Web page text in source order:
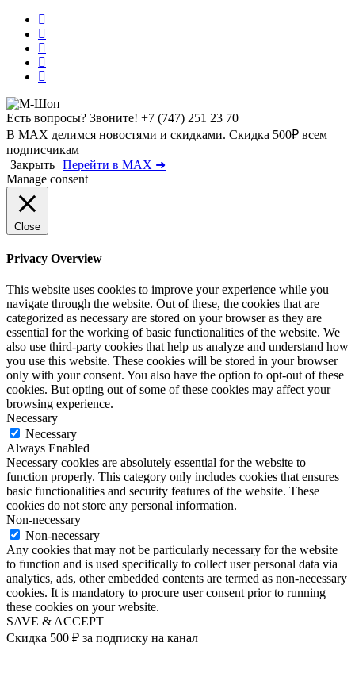
Есть вопросы? Звоните! +7 (747) 251 23 70
В MAX делимся новостями и скидками. Скидка 500₽ всем
подписчикам
Закрыть Перейти в MAX ➜
Manage consent
Close
Privacy Overview
This website uses cookies to improve your experience while you
navigate through the website. Out of these, the cookies that are
categorized as necessary are stored on your browser as they are
essential for the working of basic functionalities of the website. We
also use third-party cookies that help us analyze and understand how
you use this website. These cookies will be stored in your browser
only with your consent. You also have the option to opt-out of these
cookies. But opting out of some of these cookies may affect your
browsing experience.
Necessary
Necessary
Always Enabled
Necessary cookies are absolutely essential for the website to
function properly. This category only includes cookies that ensures
basic functionalities and security features of the website. These
cookies do not store any personal information.
Non-necessary
Non-necessary
Any cookies that may not be particularly necessary for the website
to function and is used specifically to collect user personal data via
analytics, ads, other embedded contents are termed as non-necessary
cookies. It is mandatory to procure user consent prior to running
these cookies on your website.
SAVE & ACCEPT
Скидка 500 ₽ за подписку на канал